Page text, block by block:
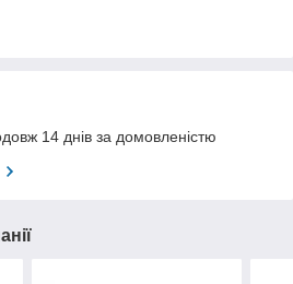
14 днів за домовленістю